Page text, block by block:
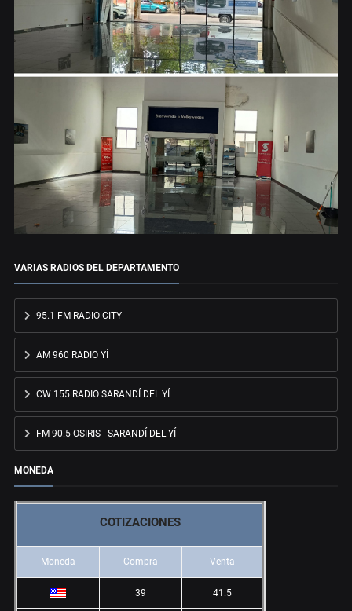
VARIAS RADIOS DEL DEPARTAMENTO
95.1 FM RADIO CITY
AM 960 RADIO YÍ
CW 155 RADIO SARANDÍ DEL YÍ
FM 90.5 OSIRIS - SARANDÍ DEL YÍ
MONEDA
COTIZACIONES
Moneda Compra Venta
39 41.5